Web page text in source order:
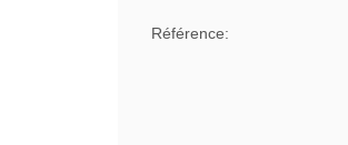
Référence: